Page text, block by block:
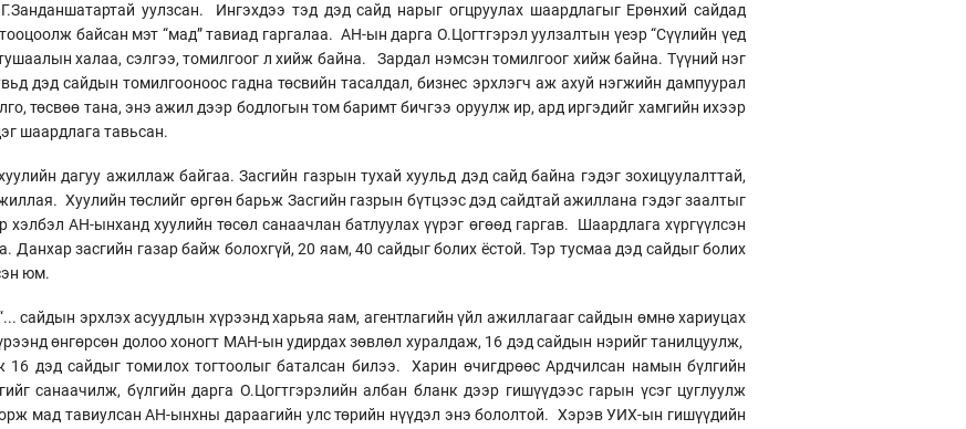
уулзсан. Ингэхдээ тэд дэд сайд нарыг огцруулах шаардлагыг Ерөнхий сайдад
байсан мэт “мад” тавиад гаргалаа. АН-ын дарга О.Цогтгэрэл уулзалтын үеэр “Сүүлийн үед
халаа, сэлгээ, томилгоог л хийж байна. Зардал нэмсэн томилгоог хийж байна. Түүний нэг
дэд сайдын томилгооноос гадна төсвийн тасалдал, бизнес эрхлэгч аж ахуй нэгжийн дампуурал
төсвөө тана, энэ ажил дээр бодлогын том баримт бичгээ оруулж ир, ард иргэдийг хамгийн ихээр
шаардлага тавьсан.
дагуу ажиллаж байгаа. Засгийн газрын тухай хуульд дэд сайд байна гэдэг зохицуулалттай,
Хуулийн төслийг өргөн барьж Засгийн газрын бүтцээс дэд сайдтай ажиллана гэдэг заалтыг
АН-ынханд хуулийн төсөл санаачлан батлуулах үүрэг өгөөд гаргав. Шаардлага хүргүүлсэн
Данхар засгийн газар байж болохгүй, 20 яам, 40 сайдыг болих ёстой. Тэр тусмаа дэд сайдыг болих
юм.
сайдын эрхлэх асуудлын хүрээнд харьяа яам, агентлагийн үйл ажиллагааг сайдын өмнө хариуцах
өнгөрсөн долоо хоногт МАН-ын удирдах зөвлөл хуралдаж, 16 дэд сайдын нэрийг танилцуулж,
16 дэд сайдыг томилох тогтоолыг баталсан билээ. Харин өчигдрөөс Ардчилсан намын бүлгийн
санаачилж, бүлгийн дарга О.Цогтгэрэлийн албан бланк дээр гишүүдээс гарын үсэг цуглуулж
мад тавиулсан АН-ынхны дараагийн улс төрийн нүүдэл энэ бололтой. Хэрэв УИХ-ын гишүүдийн